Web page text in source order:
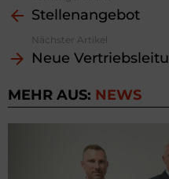
moreStellenangebot
Nächster Artikel
Neue
MEHR AUS: NEWS